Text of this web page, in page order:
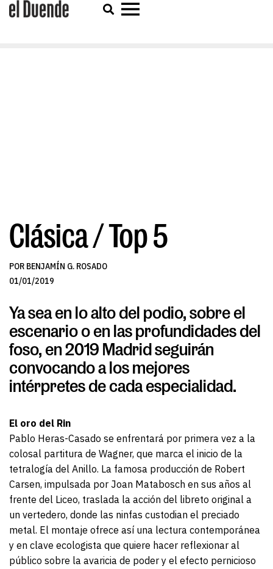
Clásica / Top 5
POR BENJAMÍN G. ROSADO
01/01/2019
Ya sea en lo alto del podio, sobre el
escenario o en las profundidades del
foso, en 2019 Madrid seguirán
convocando a los mejores
intérpretes de cada especialidad.
El oro del Rin
Pablo Heras-Casado se enfrentará por primera vez a la
colosal partitura de Wagner, que marca el inicio de la
tetralogía del Anillo. La famosa producción de Robert
Carsen, impulsada por Joan Matabosch en sus años al
frente del Liceo, traslada la acción del libreto original a
un vertedero, donde las ninfas custodian el preciado
metal. El montaje ofrece así una lectura contemporánea
y en clave ecologista que quiere hacer reflexionar al
público sobre la avaricia de poder y el efecto pernicioso